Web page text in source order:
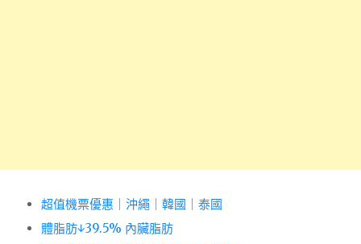
超值機票優惠 沖繩 韓國
泰國
體脂肪↓39.5% 內臟脂肪